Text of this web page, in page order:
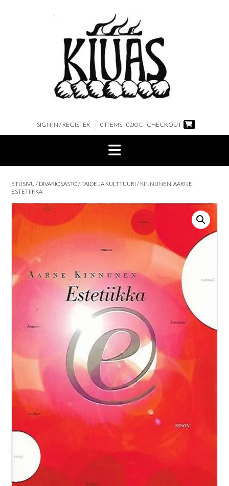
SIGN IN / REGISTER 0 ITEMS - 0,00 € CHECKOUT
ETUSIVU / DIVARIOSASTO/TAIDE JA KULTTUURI / KINNUNEN, AARNE:
ESTETIIKKA